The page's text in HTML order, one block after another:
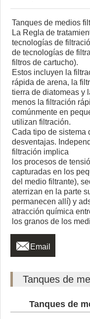
Tanques de medios
La Regla de
tecnologías de
de tecnologías de
filtros de cartucho).
Estos incluyen la
rápida de arena, la
tierra de diatomeas y
menos la filtración
comúnmente en
utilizan filtración.
Cada tipo de sistema
desventajas.
filtración implica
los procesos de
capturadas en los
del medio filtrante),
aterrizan en la parte
permanecen allí) y
atracción química
los granos de los
 Email
Tanques de
Tanques de